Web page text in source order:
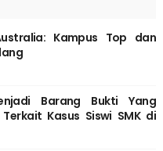
Kampus Top dan
Barang Bukti Yang
Kasus Siswi SMK di